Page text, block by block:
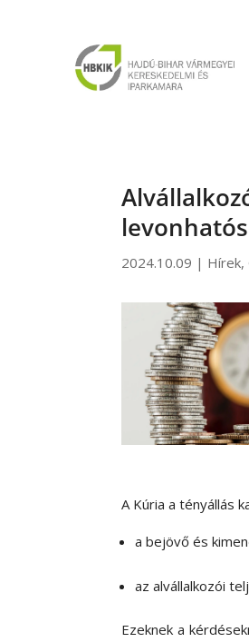
2024.10.09 | Hírek,
A Kúria a tényállás
a bejövő és
az alvállalkozói
Ezeknek a